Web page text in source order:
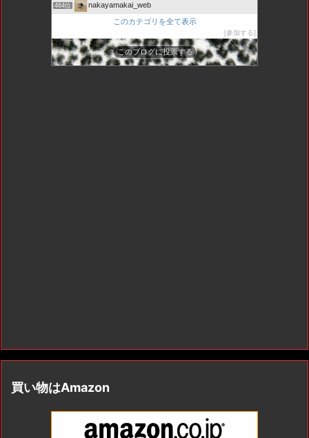
464位
nakayamakai_web
このカテゴリを全て表示
参加する
このブログに投票する
買い物はAmazon